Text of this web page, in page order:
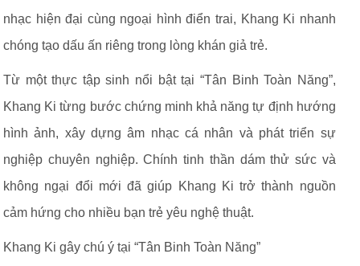
nhạc hiện đại cùng ngoại hình điển trai, Khang Ki nhanh
chóng tạo dấu ấn riêng trong lòng khán giả trẻ.
Từ một thực tập sinh nổi bật tại “Tân Binh Toàn Năng”,
Khang Ki từng bước chứng minh khả năng tự định hướng
hình ảnh, xây dựng âm nhạc cá nhân và phát triển sự
nghiệp chuyên nghiệp. Chính tinh thần dám thử sức và
không ngại đổi mới đã giúp Khang Ki trở thành nguồn
cảm hứng cho nhiều bạn trẻ yêu nghệ thuật.
Khang Ki gây chú ý tại “Tân Binh Toàn Năng”